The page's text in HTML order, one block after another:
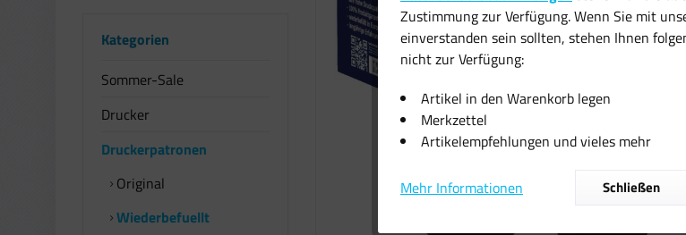
Kategorien
Sommer-Sale
Drucker
Druckerpatronen
Original
Wiederbefuellt
Zustimmung zur Verfügung. Wenn Sie mit
einverstanden sein sollten, stehen Ihnen
nicht zur Verfügung:
Artikel in den Warenkorb legen
Merkzettel
Artikelempfehlungen und vieles mehr
Mehr Informationen Schließen